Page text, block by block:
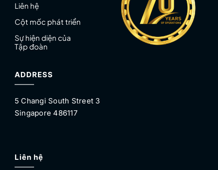
Liên hệ
Cột mốc phát triển
Sự hiện diện của
Tập đoàn
ADDRESS
5 Changi South Street 3
Singapore 486117
Liên hệ